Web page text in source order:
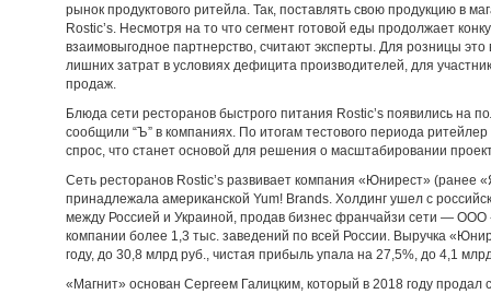
рынок продуктового ритейла. Так, поставлять свою продукцию в
Rostic’s. Несмотря на то что сегмент готовой еды продолжает
взаимовыгодное партнерство, считают эксперты. Для розницы
лишних затрат в условиях дефицита производителей, для
продаж.
Блюда сети ресторанов быстрого питания Rostic’s появились на
сообщили “Ъ” в компаниях. По итогам тестового периода
спрос, что станет основой для решения о масштабировании
Сеть ресторанов Rostic’s развивает компания «Юнирест» (ранее
принадлежала американской Yum! Brands. Холдинг ушел с
между Россией и Украиной, продав бизнес франчайзи сети — ООО
компании более 1,3 тыс. заведений по всей России. Выручка
году, до 30,8 млрд руб., чистая прибыль упала на 27,5%, до 4,1
«Магнит» основан Сергеем Галицким, который в 2018 году продал